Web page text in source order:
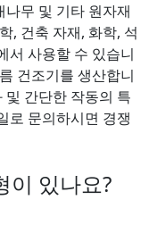
무 및 기타 원자재
, 건축 자재, 화학, 석
서 사용할 수 있습니
건조기를 생산합니
및 간단한 작동의 특
로 문의하시면 경쟁
이 있나요?